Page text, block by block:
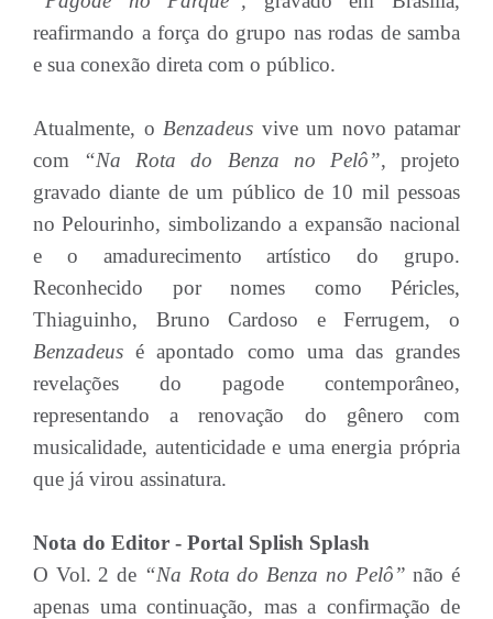
reafirmando a força do grupo nas rodas de samba
e sua conexão direta com o público.
Atualmente, o Benzadeus vive um novo patamar
com “Na Rota do Benza no Pelô”, projeto
gravado diante de um público de 10 mil pessoas
no Pelourinho, simbolizando a expansão nacional
e o amadurecimento artístico do grupo.
Reconhecido por nomes como Péricles,
Thiaguinho, Bruno Cardoso e Ferrugem, o
Benzadeus é apontado como uma das grandes
revelações do pagode contemporâneo,
representando a renovação do gênero com
musicalidade, autenticidade e uma energia própria
que já virou assinatura.
Nota do Editor - Portal Splish Splash
O Vol. 2 de “Na Rota do Benza no Pelô”não é
apenas uma continuação, mas a confirmação de